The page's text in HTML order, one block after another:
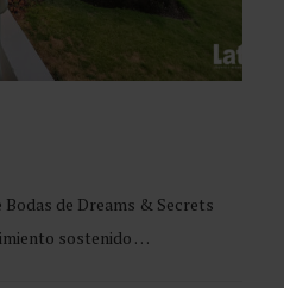
de Dreams & Secrets
sostenido …